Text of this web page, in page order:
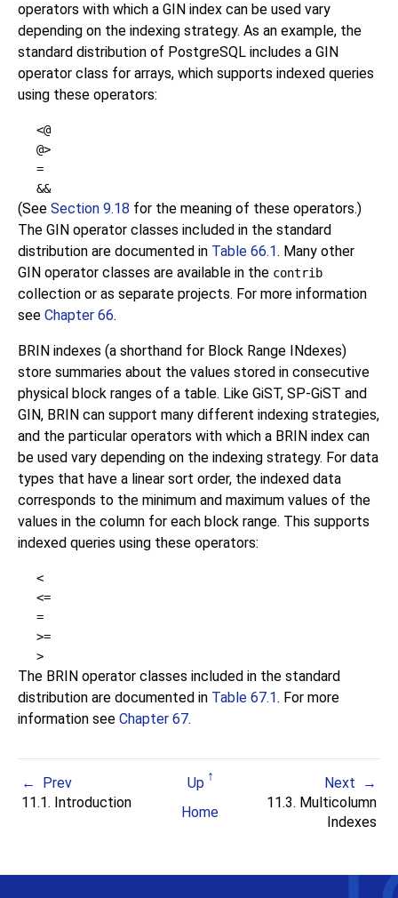
operators with which a GIN index can be used vary
depending on the indexing strategy. As an example, the
standard distribution of PostgreSQL includes a GIN
operator class for arrays, which supports indexed queries
using these operators:
<@
@>
=
&&
(See Section 9.18 for the meaning of these operators.)
The GIN operator classes included in the standard
distribution are documented in Table 66.1. Many other
GIN operator classes are available in the contrib
collection or as separate projects. For more information
see Chapter 66.
BRIN indexes (a shorthand for Block Range INdexes)
store summaries about the values stored in consecutive
physical block ranges of a table. Like GiST, SP-GiST and
GIN, BRIN can support many different indexing strategies,
and the particular operators with which a BRIN index can
be used vary depending on the indexing strategy. For data
types that have a linear sort order, the indexed data
corresponds to the minimum and maximum values of the
values in the column for each block range. This supports
indexed queries using these operators:
<
<=
=
>=
>
The BRIN operator classes included in the standard
distribution are documented in Table 67.1. For more
information see Chapter 67.
Prev Up
Next
11.1. Introduction
Home
11.3. Multicolumn
Indexes